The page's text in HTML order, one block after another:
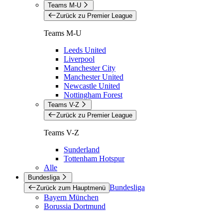
Teams M-U
Zurück zu Premier League
Teams M-U
Leeds United
Liverpool
Manchester City
Manchester United
Newcastle United
Nottingham Forest
Teams V-Z
Zurück zu Premier League
Teams V-Z
Sunderland
Tottenham Hotspur
Alle
Bundesliga
Zurück zum Hauptmenü Bundesliga
Bayern München
Borussia Dortmund